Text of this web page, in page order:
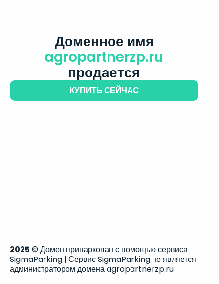
Доменное имя
agropartnerzp.ru
продается
КУПИТЬ СЕЙЧАС
2025 © Домен припаркован с помощью сервиса
SigmaParking | Сервис SigmaParking не является
администратором домена agropartnerzp.ru